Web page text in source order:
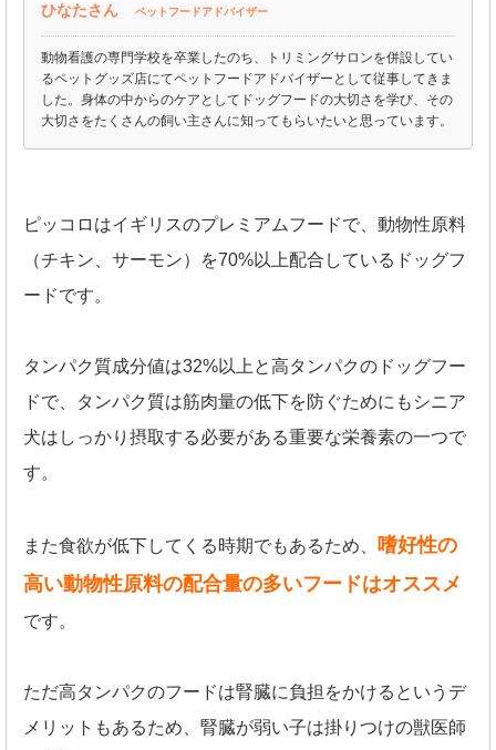
ひなたさん ペットフードアドバイザー
動物看護の専門学校を卒業したのち、トリミングサロンを併設してい
るペットグッズ店にてペットフードアドバイザーとして従事してきま
した。身体の中からのケアとしてドッグフードの大切さを学び、その
大切さをたくさんの飼い主さんに知ってもらいたいと思っています。
ピッコロはイギリスのプレミアムフードで、動物性原料
（チキン、サーモン）を70%以上配合しているドッグフ
ードです。
タンパク質成分値は32%以上と高タンパクのドッグフー
ドで、タンパク質は筋肉量の低下を防ぐためにもシニア
犬はしっかり摂取する必要がある重要な栄養素の一つで
す。
また食欲が低下してくる時期でもあるため、 嗜好性の
高い動物性原料の配合量の多いフードはオススメ
です。
ただ高タンパクのフードは腎臓に負担をかけるというデ
メリットもあるため、腎臓が弱い子は掛りつけの獣医師